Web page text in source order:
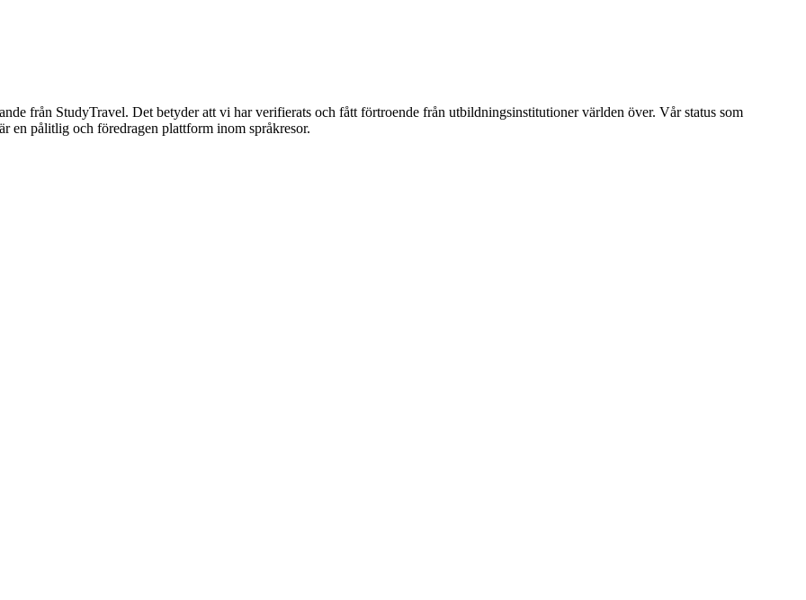
från StudyTravel. Det betyder att vi har verifierats och fått förtroende från utbildningsinstitutioner världen över. Vår status som
en pålitlig och föredragen plattform inom språkresor.